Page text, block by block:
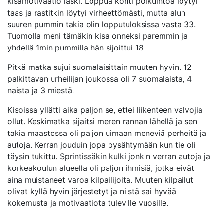
taas ja rastitkin löytyi virheettömästi, mutta alun
suuren pummin takia olin lopputuloksissa vasta 33.
Tuomolla meni tämäkin kisa onneksi paremmin ja
yhdellä 1min pummilla hän sijoittui 18.
Pitkä matka sujui suomalaisittain muuten hyvin. 12
palkittavan urheilijan joukossa oli 7 suomalaista, 4
naista ja 3 miestä.
Kisoissa yllätti aika paljon se, ettei liikenteen valvojia
ollut. Keskimatka sijaitsi meren rannan lähellä ja sen
takia maastossa oli paljon uimaan meneviä perheitä ja
autoja. Kerran jouduin jopa pysähtymään kun tie oli
täysin tukittu. Sprintissäkin kulki jonkin verran autoja ja
korkeakoulun alueella oli paljon ihmisiä, jotka eivät
aina muistaneet varoa kilpailijoita. Muuten kilpailut
olivat kyllä hyvin järjestetyt ja niistä sai hyvää
kokemusta ja motivaatiota tuleville vuosille.